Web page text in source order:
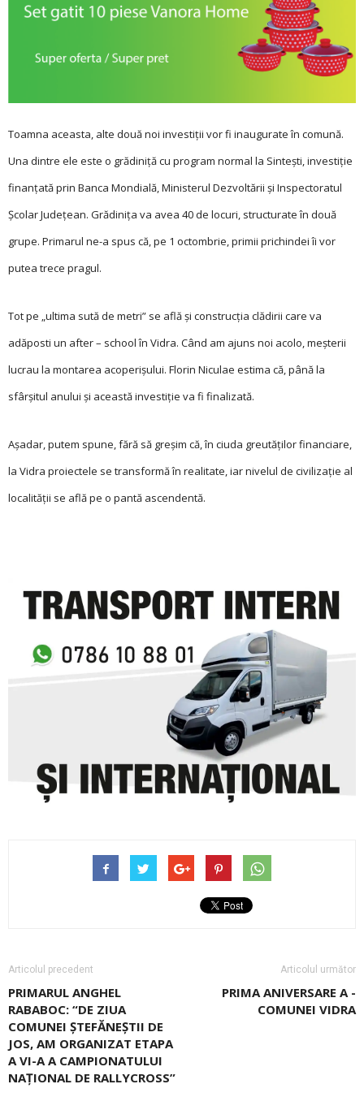
Toamna aceasta, alte două noi investiții vor fi inaugurate în comună.
Una dintre ele este o grădiniță cu program normal la Sintești, investiție
finanțată prin Banca Mondială, Ministerul Dezvoltării și Inspectoratul
Școlar Județean. Grădinița va avea 40 de locuri, structurate în două
grupe. Primarul ne-a spus că, pe 1 octombrie, primii prichindei îi vor
putea trece pragul.
Tot pe „ultima sută de metri” se află și construcția clădirii care va
adăposti un after – school în Vidra. Când am ajuns noi acolo, meșterii
lucrau la montarea acoperișului. Florin Niculae estima că, până la
sfârșitul anului și această investiție va fi finalizată.
Așadar, putem spune, fără să greșim că, în ciuda greutăților financiare,
la Vidra proiectele se transformă în realitate, iar nivelul de civilizație al
localității se află pe o pantă ascendentă.
Articolul precedent
PRIMARUL ANGHEL
RABABOC: “DE ZIUA
COMUNEI ȘTEFĂNEȘTII DE
JOS, AM ORGANIZAT ETAPA
A VI-A A CAMPIONATULUI
NAȚIONAL DE RALLYCROSS”
Articolul următor
PRIMA ANIVERSARE A ­
COMUNEI VIDRA